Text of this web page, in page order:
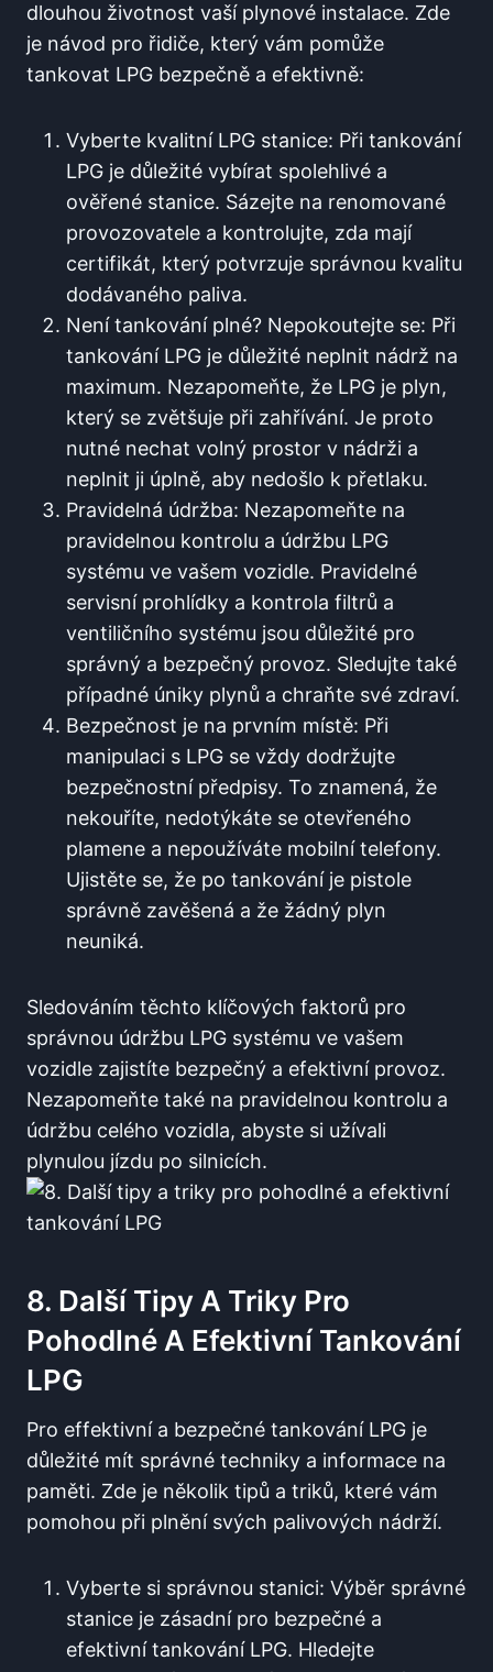
dlouhou životnost vaší plynové instalace. Zde
je ⁤návod pro řidiče, který vám pomůže
tankovat LPG bezpečně a efektivně:
Vyberte kvalitní LPG stanice: Při tankování
LPG je ‌důležité vybírat spolehlivé a
ověřené stanice. Sázejte ⁤na renomované
provozovatele a kontrolujte, zda ​mají
certifikát, který potvrzuje správnou‌ kvalitu
dodávaného paliva.
Není tankování ‌plné? Nepokoutejte se: Při
tankování LPG je důležité neplnit nádrž‍ na
maximum. Nezapomeňte,⁣ že LPG je plyn,
který se zvětšuje při ​zahřívání. Je proto
nutné nechat volný prostor v nádrži a⁣
neplnit ji úplně, ‍aby nedošlo k přetlaku.
Pravidelná údržba: Nezapomeňte ‍na
pravidelnou kontrolu​ a údržbu LPG
systému ve vašem⁢ vozidle. Pravidelné
servisní prohlídky a kontrola filtrů a
ventiličního systému jsou důležité pro
správný a bezpečný provoz. Sledujte⁢ také
případné úniky plynů a chraňte své zdraví.
Bezpečnost je ⁣na prvním místě: Při
manipulaci s⁤ LPG se ​vždy dodržujte
bezpečnostní předpisy. To znamená, že
nekouříte, nedotýkáte se otevřeného
plamene a nepoužíváte ⁢mobilní ⁢telefony.
Ujistěte se, že po tankování‍ je ⁢pistole
správně zavěšená a že žádný plyn
neuniká.
Sledováním těchto klíčových faktorů pro
správnou údržbu LPG systému ve vašem⁤
vozidle⁣ zajistíte bezpečný a efektivní provoz.
Nezapomeňte také na pravidelnou kontrolu a
údržbu celého vozidla, ‍abyste si užívali
plynulou jízdu po silnicích.
8. Další Tipy A Triky Pro
Pohodlné A Efektivní Tankování
LPG
Pro effektivní a bezpečné tankování LPG je
důležité mít​ správné techniky a informace na
paměti. Zde je několik tipů a triků, které vám
pomohou při plnění svých palivových nádrží.
Vyberte si správnou stanici: Výběr správné
‌stanice je zásadní pro bezpečné a
efektivní ⁣tankování LPG. Hledejte